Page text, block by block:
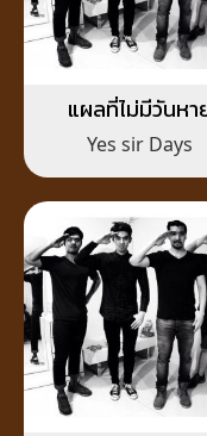
แผลที่ไม่มีวันหา
Yes sir Days